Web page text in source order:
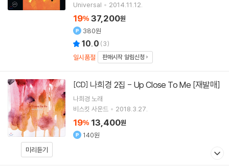
tonio Carlos Jobim연주 외 2명
Universal 2014.11.12.
19% 37,200원
380원
10.0 (3)
일시품절
판매시작 알림신청
미리듣기
[CD] 나희경 2집 - Up Close To Me [재발매]
나희경 노래
비스킷 사운드
2018.3.27.
19% 13,400원
140원